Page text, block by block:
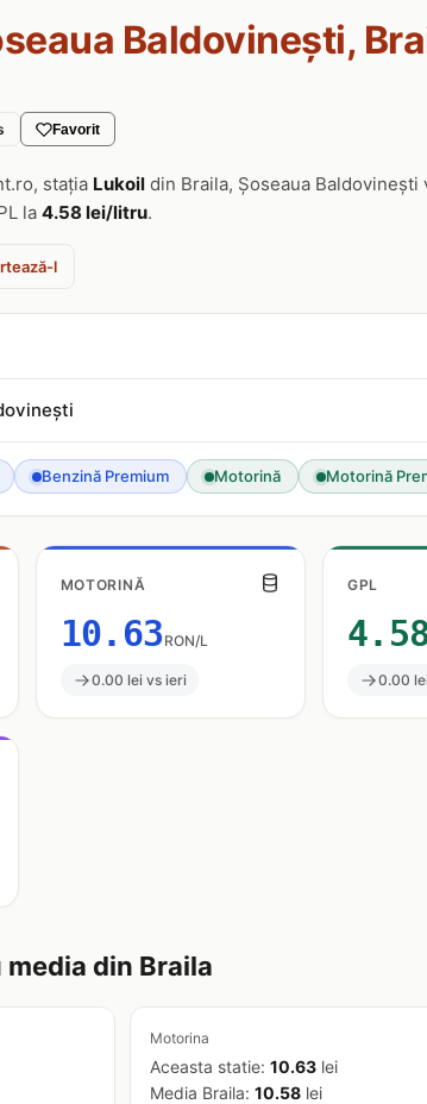
Baldovinești,
Favorit
stația Lukoil din Braila, Șoseaua
la 4.58 lei/litru.
l
Benzină Premium Motorină Motorină
MOTORINĂ
10.63 RON/L
0.00 lei vs ieri
GPL
0.00
din Braila
Motorina
Aceasta statie:10.63 lei
Media Braila:10.58 lei